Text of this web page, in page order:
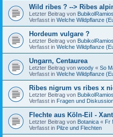
Wild ribes ? --> Ribes
Letzter Beitrag von BubikolRamios
Verfasst in Welche Wildpflanze
Hordeum vulgare ?
Letzter Beitrag von BubikolRamios
Verfasst in Welche Wildpflanze
Ungarn, Centaurea
Letzter Beitrag von woody « So
Verfasst in Welche Wildpflanze
Ribes nigrum vs ribes x
Letzter Beitrag von BubikolRamios
Verfasst in Fragen und
Flechte aus Köln-Eil -
Letzter Beitrag von Botanica « Fr
Verfasst in Pilze und Flechten